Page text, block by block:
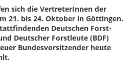
sich die VertreterInnen der
21. bis 24. Oktober in Göttingen.
Deutschen Forst-
Deutscher Forstleute (BDF)
Bundesvorsitzender heute